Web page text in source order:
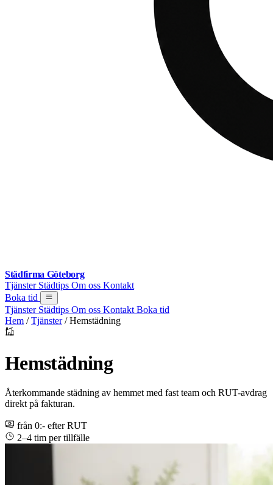
Städfirma Göteborg
Tjänster Städtips Om oss Kontakt
Boka tid
Tjänster Städtips Om oss Kontakt Boka tid
Hem / Tjänster / Hemstädning
Hemstädning
Återkommande städning av hemmet med fast team och RUT-avdrag
direkt på fakturan.
från 0:- efter RUT
2–4 tim per tillfälle